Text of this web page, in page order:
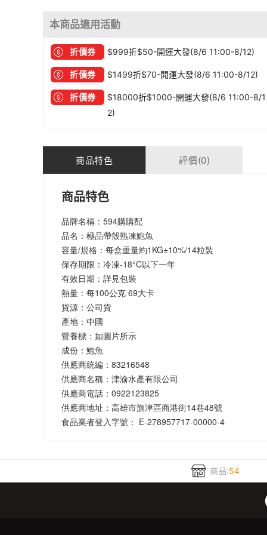
本商品適用活動
折價券 $999折$50-開運大發(8/6 11:00-8/12)
折價券 $1499折$70-開運大發(8/6 11:00-8/12)
折價券
$18000折$1000-開運大發(8/6 11:00-8/1
2)
商品特色 評價(0)
商品特色
品牌名稱：594購購配
品名：極品帶殼熟凍鮑魚
容量/規格：每盒重量約1KG±10%/14粒裝
保存期限：冷凍-18°C以下一年
有效日期：詳見包裝
熱量：每100公克 69大卡
貨源：公司貨
產地：中國
營養標：如圖片所示
成份：鮑魚
供應商統編：83216548
供應商名稱：津渝水產有限公司
供應商電話：0922123825
供應商地址：高雄市旗津區商港街14巷48號
食品業者登入字號： E-278957717-00000-4
商品:54